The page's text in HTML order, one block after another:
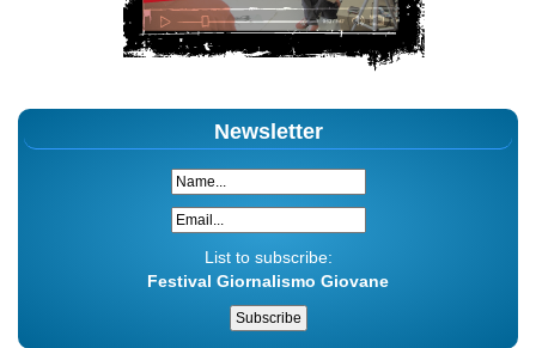
Newsletter
List to subscribe:
Festival Giornalismo Giovane